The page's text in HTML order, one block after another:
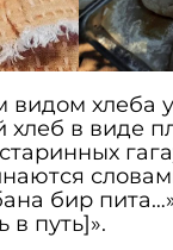
хлеба у
хлеб в виде
бир
путь]».